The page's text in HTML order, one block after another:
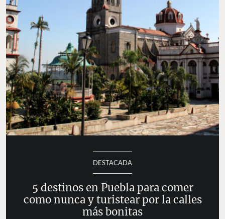
DESTACADA
5 destinos en Puebla para comer
como nunca y turistear por la calles
más bonitas